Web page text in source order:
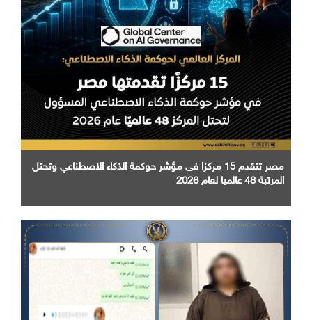
مصر تتقدم 15 مركزا فى مؤشر حوكمة الذكاء الاصطناعي وتحتل
المرتبة 48 عالميا لعام 2026